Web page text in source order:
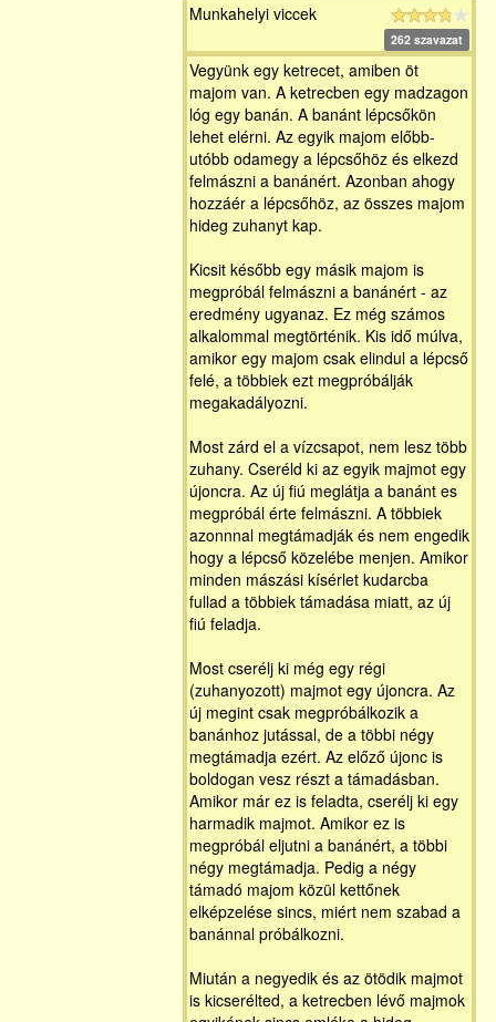
Munkahelyi viccek
262 szavazat
Vegyünk egy ketrecet, amiben öt
majom van. A ketrecben egy madzagon
lóg egy banán. A banánt lépcsőkön
lehet elérni. Az egyik majom előbb-
utóbb odamegy a lépcsőhöz és elkezd
felmászni a banánért. Azonban ahogy
hozzáér a lépcsőhöz, az összes majom
hideg zuhanyt kap.
Kicsit később egy másik majom is
megpróbál felmászni a banánért - az
eredmény ugyanaz. Ez még számos
alkalommal megtörténik. Kis idő múlva,
amikor egy majom csak elindul a lépcső
felé, a többiek ezt megpróbálják
megakadályozni.
Most zárd el a vízcsapot, nem lesz több
zuhany. Cseréld ki az egyik majmot egy
újoncra. Az új fiú meglátja a banánt es
megpróbál érte felmászni. A többiek
azonnnal megtámadják és nem engedik
hogy a lépcső közelébe menjen. Amikor
minden mászási kísérlet kudarcba
fullad a többiek támadása miatt, az új
fiú feladja.
Most cserélj ki még egy régi
(zuhanyozott) majmot egy újoncra. Az
új megint csak megpróbálkozik a
banánhoz jutással, de a többi négy
megtámadja ezért. Az előző újonc is
boldogan vesz részt a támadásban.
Amikor már ez is feladta, cserélj ki egy
harmadik majmot. Amikor ez is
megpróbál eljutni a banánért, a többi
négy megtámadja. Pedig a négy
támadó majom közül kettőnek
elképzelése sincs, miért nem szabad a
banánnal próbálkozni.
Miután a negyedik és az ötödik majmot
is kicserélted, a ketrecben lévő majmok